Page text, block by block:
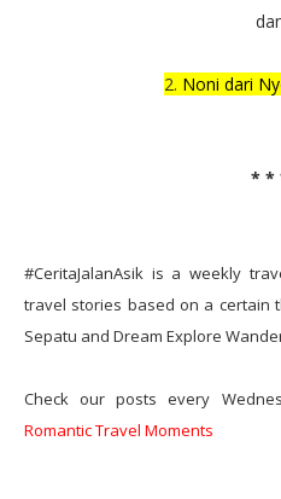
2. Noni dari
* *
#CeritaJalanAsik is a weekly
travel stories based on a certain
Sepatu and Dream Explore
Check our posts every
Romantic Travel Moments